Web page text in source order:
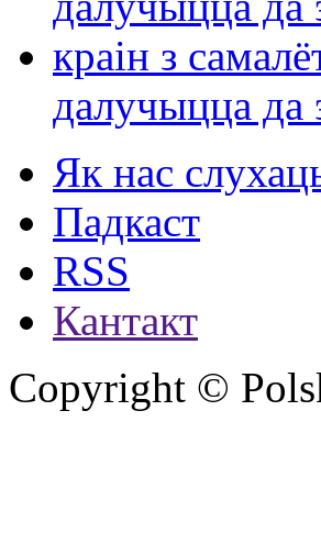
далучыцца да
Як нас
Падкаст
RSS
Кантакт
Copyright ©